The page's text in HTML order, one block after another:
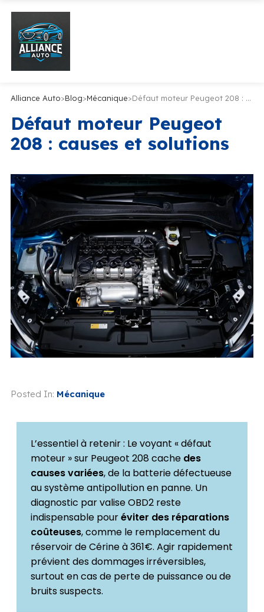
Alliance Auto>Blog>Mécanique> Défaut moteur Peugeot 208 : causes et solutions
Défaut moteur Peugeot
208 : causes et solutions
Posted In: Mécanique
L’essentiel à retenir : Le voyant « défaut
moteur » sur Peugeot 208 cache des
causes variées, de la batterie défectueuse
au système antipollution en panne. Un
diagnostic par valise OBD2 reste
indispensable pouréviter des réparations
coûteuses, comme le remplacement du
réservoir de Cérine à 361€. Agir rapidement
prévient des dommages irréversibles,
surtout en cas de perte de puissance ou de
bruits suspects.